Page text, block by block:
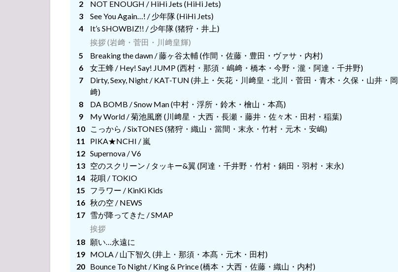
挨拶 (西村)
挨拶
挨拶
挨拶 (西村)
挨拶
挨拶 (西村)
挨拶
挨拶
挨拶 (西村)
挨拶
挨拶 (西村)
挨拶
挨拶 (西村)
挨拶
挨拶 (西村)
挨拶
挨拶
挨拶
挨拶
挨拶 (岩﨑・菅田・川﨑皇輝)
挨拶
NOT ENOUGH / HiHi Jets (HiHi Jets)
See You Again…! / 少年隊 (HiHi Jets)
It’s SHOWBIZ!! / 少年隊 (猪狩・井上)
挨拶 (岩﨑・菅田・川﨑皇輝)
Breaking the dawn / 藤ヶ谷太輔 (作間・佐藤・豊田・ヴァサ・内村)
女王蜂 / Hey! Say! JUMP (西村・那須・嶋﨑・橋本・今野・瀧・阿達・千井野)
Dirty, Sexy, Night / KAT-TUN (井上・矢花・川﨑皇・北川・菅田・青木・久保・山井・岡
﨑)
DA BOMB / Snow Man (中村・浮所・鈴木・檜山・本髙)
My World / 菊池風磨 (川﨑星・大西・長瀬・藤井・佐々木・田村・稲葉)
こっから / SixTONES (猪狩・織山・當間・末永・竹村・元木・安嶋)
PIKA★NCHI / 嵐
Supernova / V6
空のスクリーン / タッキー&翼 (阿達・千井野・竹村・鍋田・羽村・末永)
花唄 / TOKIO
フラワー / KinKi Kids
秋の空 / NEWS
雪が降ってきた / SMAP
挨拶
願い…永遠に
MOLA / 山下智久 (井上・那須・本髙・元木・田村)
Bounce To Night / King & Prince (橋本・大西・佐藤・織山・内村)